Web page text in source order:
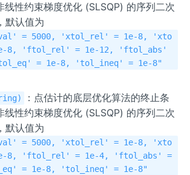
线性约束梯度优化 (SLSQP) 的序列二次
默认值为
= 5000, 'xtol_rel' = 1e-8, 'xto
8, 'ftol_rel' = 1e-12, 'ftol_abs'
= 1e-8, 'tol_ineq' = 1e-8"
：点估计的底层优化算法的终止条
线性约束梯度优化 (SLSQP) 的序列二次
默认值为
= 5000, 'xtol_rel' = 1e-8, 'xto
8, 'ftol_rel' = 1e-4, 'ftol_abs' =
= 1e-8, 'tol_ineq' = 1e-8"